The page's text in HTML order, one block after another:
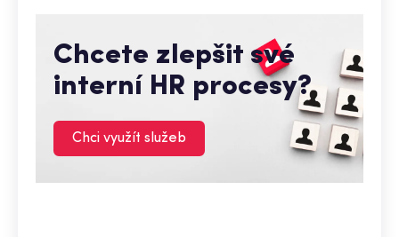
Chcete zlepšit své
interní HR procesy?
Chci využít služeb